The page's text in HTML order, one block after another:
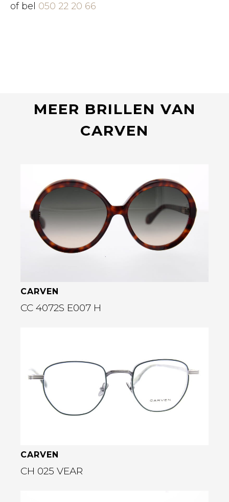
of bel 050 22 20 66
MEER BRILLEN VAN
CARVEN
Bekijk deze bril
CARVEN
CC 4072S E007 H
CARVEN
CH 025 VEAR